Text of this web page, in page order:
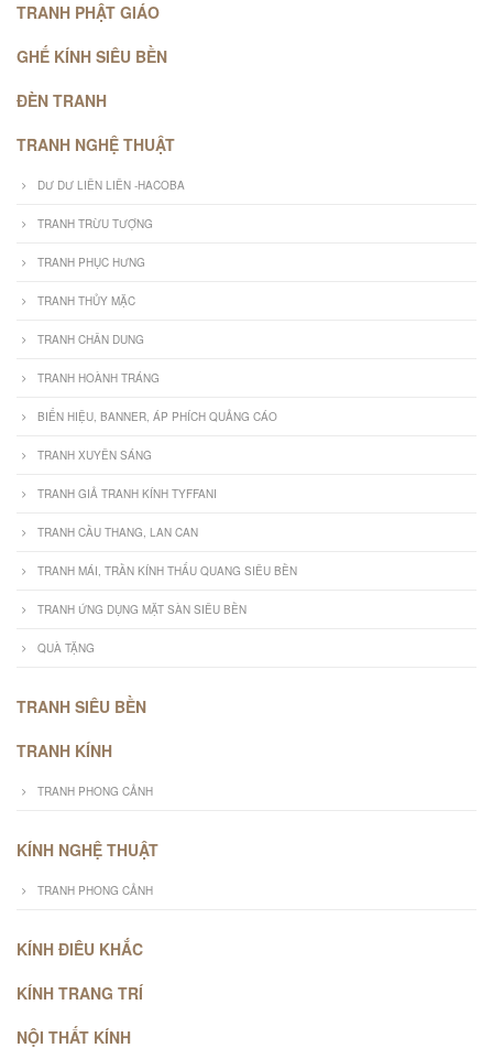
TRANH PHẬT GIÁO
GHẾ KÍNH SIÊU BỀN
ĐÈN TRANH
TRANH NGHỆ THUẬT
DƯ DƯ LIÊN LIÊN -HACOBA
TRANH TRỪU TƯỢNG
TRANH PHỤC HƯNG
TRANH THỦY MẶC
TRANH CHÂN DUNG
TRANH HOÀNH TRÁNG
BIỂN HIỆU, BANNER, ÁP PHÍCH QUẢNG CÁO
TRANH XUYÊN SÁNG
TRANH GIẢ TRANH KÍNH TYFFANI
TRANH CẦU THANG, LAN CAN
TRANH MÁI, TRẦN KÍNH THẤU QUANG SIÊU BỀN
TRANH ỨNG DỤNG MẶT SÀN SIÊU BỀN
QUÀ TẶNG
TRANH SIÊU BỀN
TRANH KÍNH
TRANH PHONG CẢNH
KÍNH NGHỆ THUẬT
TRANH PHONG CẢNH
KÍNH ĐIÊU KHẮC
KÍNH TRANG TRÍ
NỘI THẤT KÍNH